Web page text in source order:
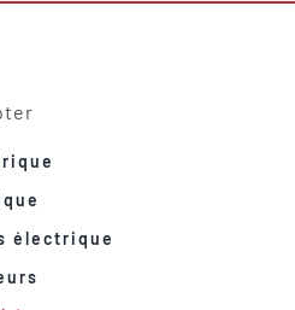
électrique